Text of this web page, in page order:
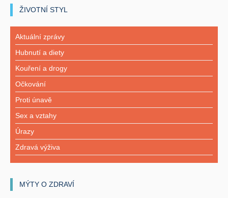
ŽIVOTNÍ STYL
Aktuální zprávy
Hubnutí a diety
Kouření a drogy
Očkování
Proti únavě
Sex a vztahy
Úrazy
Zdravá výživa
MÝTY O ZDRAVÍ